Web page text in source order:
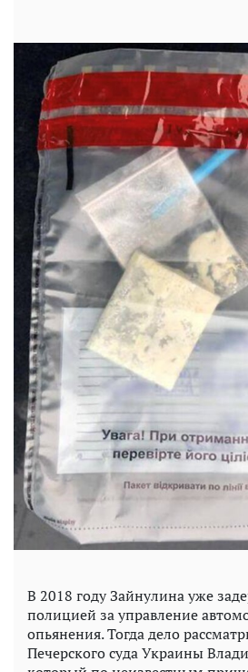
В 2018 году Зайнулина уже
полицией за управление
опьянения. Тогда дело
Печерского суда Украины